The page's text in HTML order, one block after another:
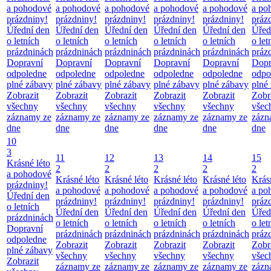
a pohodové
prázdniny!
Úřední den
o letních
prázdninách
Dopravní
odpoledne
plné zábavy
Zobrazit
všechny
záznamy ze
dne
a pohodové
prázdniny!
Úřední den
o letních
prázdninách
Dopravní
odpoledne
plné zábavy
Zobrazit
všechny
záznamy ze
dne
a pohodové
prázdniny!
Úřední den
o letních
prázdninách
Dopravní
odpoledne
plné zábavy
Zobrazit
všechny
záznamy ze
dne
a pohodové
prázdniny!
Úřední den
o letních
prázdninách
Dopravní
odpoledne
plné zábavy
Zobrazit
všechny
záznamy ze
dne
a pohodové
prázdniny!
Úřední den
o letních
prázdninách
Dopravní
odpoledne
plné zábavy
Zobrazit
všechny
záznamy ze
dne
a
o
plné
dne
10
3
Krásné léto
a pohodové
prázdniny!
Úřední den
o letních
prázdninách
Dopravní
odpoledne
plné zábavy
Zobrazit
11
2
Krásné léto
a pohodové
prázdniny!
Úřední den
o letních
prázdninách
Zobrazit
všechny
záznamy ze
12
2
Krásné léto
a pohodové
prázdniny!
Úřední den
o letních
prázdninách
Zobrazit
všechny
záznamy ze
13
2
Krásné léto
a pohodové
prázdniny!
Úřední den
o letních
prázdninách
Zobrazit
všechny
záznamy ze
14
2
Krásné léto
a pohodové
prázdniny!
Úřední den
o letních
prázdninách
Zobrazit
všechny
záznamy ze
15
2
a
o